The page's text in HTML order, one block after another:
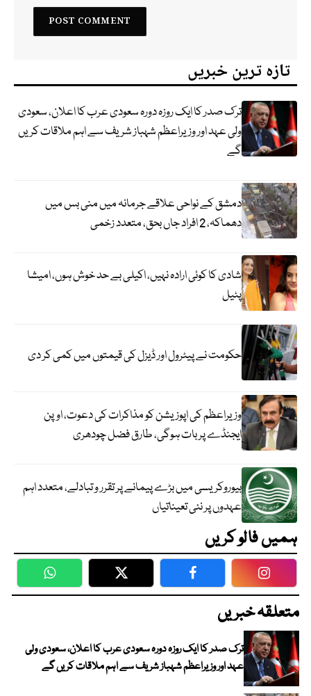
تازہ ترین خبریں
ترک صدر کا ایک روزہ دورہ سعودی عرب کا اعلان، سعودی
ولی عہد اور وزیراعظم شہباز شریف سے اہم ملاقات کریں
گے
دمشق کے نواحی علاقے جرمانہ میں منی بس میں
دھماکہ، 2 افراد جاں بحق، متعدد زخمی
شادی کا کوئی ارادہ نہیں، اکیلی بے حد خوش ہوں، امیشا
پٹیل
حکومت نے پیٹرول اور ڈیزل کی قیمتوں میں کمی کر دی
وزیراعظم کی اپوزیشن کو مذاکرات کی دعوت، اوپن
ایجنڈے پر بات ہوگی، طارق فضل چودھری
بیوروکریسی میں بڑے پیمانے پر تقرر و تبادلے، متعدد اہم
عہدوں پر نئی تعیناتیاں
ہمیں فالو کریں
WhatsApp Twitter Facebook
متعلقہ خبریں
ترک صدر کا ایک روزہ دورہ سعودی عرب کا اعلان، سعودی ولی
عہد اور وزیراعظم شہباز شریف سے اہم ملاقات کریں گے